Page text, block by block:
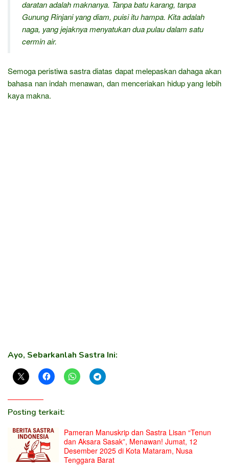
daratan adalah maknanya. Tanpa batu karang, tanpa
Gunung Rinjani yang diam, puisi itu hampa. Kita adalah
naga, yang jejaknya menyatukan dua pulau dalam satu
cermin air.
Semoga peristiwa sastra diatas dapat melepaskan dahaga akan
bahasa nan indah menawan, dan menceriakan hidup yang lebih
kaya makna.
Ayo, Sebarkanlah Sastra Ini:
Posting terkait:
Pameran Manuskrip dan Sastra Lisan “Tenun
dan Aksara Sasak”, Menawan! Jumat, 12
Desember 2025 di Kota Mataram, Nusa
Tenggara Barat